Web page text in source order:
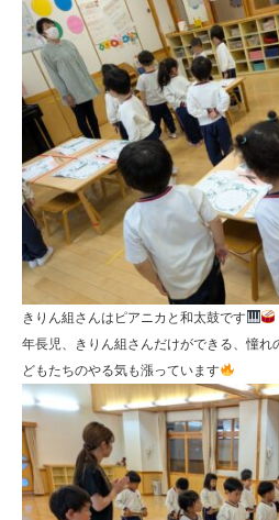
きりん組さんはピアニカと和太鼓です
年長児、きりん組さんだけができる、憧
どもたちのやる気も漲っています